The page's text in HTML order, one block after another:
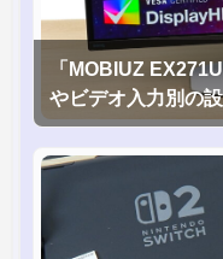
「MOBIUZ
やビデオ入力別の
グモニタを徹底検証